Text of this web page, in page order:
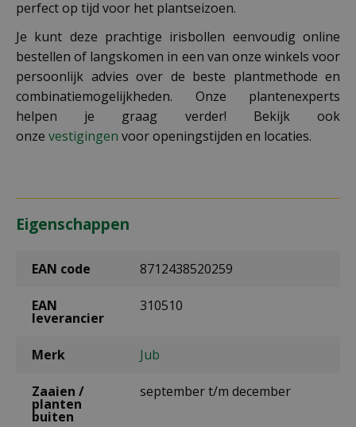
perfect op tijd voor het plantseizoen.
Je kunt deze prachtige irisbollen eenvoudig online
bestellen of langskomen in een van onze winkels voor
persoonlijk advies over de beste plantmethode en
combinatiemogelijkheden. Onze plantenexperts
helpen je graag verder! Bekijk ook
onze vestigingen voor openingstijden en locaties.
Eigenschappen
EAN code 8712438520259
EAN
leverancier
310510
Merk Jub
Zaaien /
planten
buiten
september t/m december